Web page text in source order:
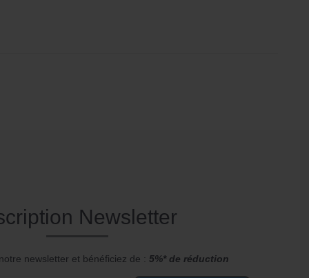
Newsletter
newsletter et bénéficiez de : 5%* de réduction